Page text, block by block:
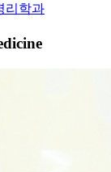
리학과